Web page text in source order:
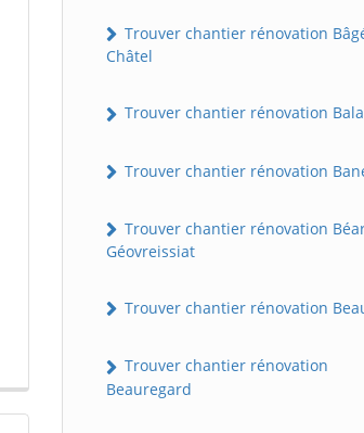
Trouver chantier rénovation
Châtel
Trouver chantier rénovation
Trouver chantier rénovation
Trouver chantier rénovation
Géovreissiat
Trouver chantier rénovation
Trouver chantier rénovation
Beauregard